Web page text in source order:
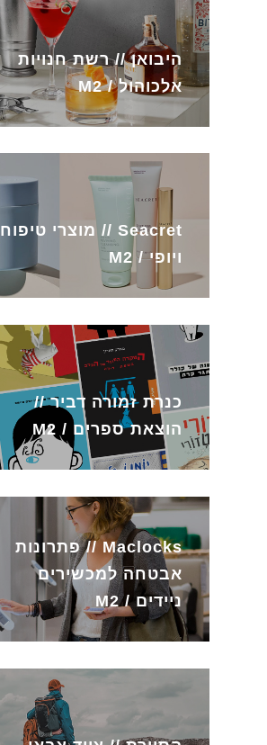
היבואן // רשת חנויות
אלכוהול / M2
Seacret // מוצרי טיפוח
ויופי / M2
כנרת זמורה דביר //
הוצאת ספרים / M2
Maclocks // פתרונות
אבטחה למכשירים
ניידים / M2